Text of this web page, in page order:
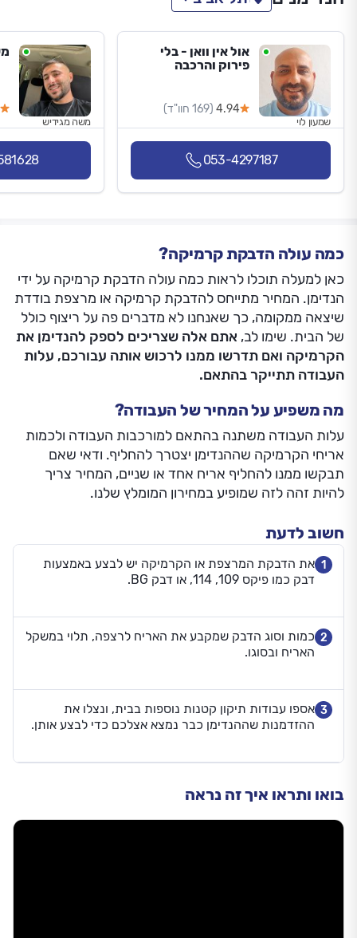
אול אין וואן - בלי
פירוק והרכבה
4.94 (169 חוו"ד)
שמעון לוי
053-4297187
משה מגידיש
כמה עולה הדבקת קרמיקה?
כאן למעלה תוכלו לראות כמה עולה הדבקת קרמיקה על ידי
הנדימן. המחיר מתייחס להדבקת קרמיקה או מרצפת בודדת
שיצאה ממקומה, כך שאנחנו לא מדברים פה על ריצוף כולל
של הבית. שימו לב, אתם אלה שצריכים לספק להנדימן את
הקרמיקה ואם תדרשו ממנו לרכוש אותה עבורכם, עלות
העבודה תתייקר בהתאם.
מה משפיע על המחיר של העבודה?
עלות העבודה משתנה בהתאם למורכבות העבודה ולכמות
אריחי הקרמיקה שההנדימן יצטרך להחליף. ודאי שאם
תבקשו ממנו להחליף אריח אחד או שניים, המחיר צריך
להיות זהה לזה שמופיע במחירון המומלץ שלנו.
חשוב לדעת
1 את הדבקת המרצפת או הקרמיקה יש לבצע באמצעות
דבק כמו פיקס 109, 114, או דבק BG.
2 כמות וסוג הדבק שמקבע את האריח לרצפה, תלוי במשקל
האריח ובסוגו.
3 אספו עבודות תיקון קטנות נוספות בבית, ונצלו את
ההזדמנות שההנדימן כבר נמצא אצלכם כדי לבצע אותן.
בואו ותראו איך זה נראה